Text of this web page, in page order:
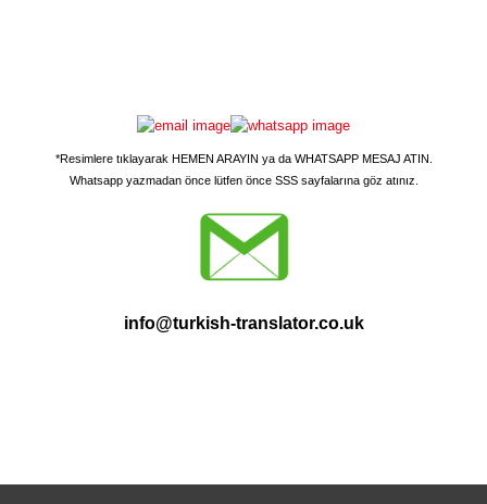
*Resimlere tıklayarak HEMEN ARAYIN ya da WHATSAPP MESAJ ATIN
Whatsapp yazmadan önce lütfen önce SSS sayfalarına göz atınız.
info@turkish-translator.co.uk